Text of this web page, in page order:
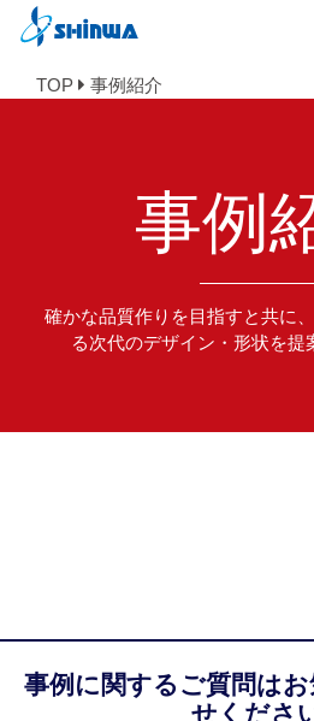
TOP 事例紹介
事例
確かな品質作りを目指すと共に
る次代のデザイン・形状を提
事例に関するご質問は
せくださ